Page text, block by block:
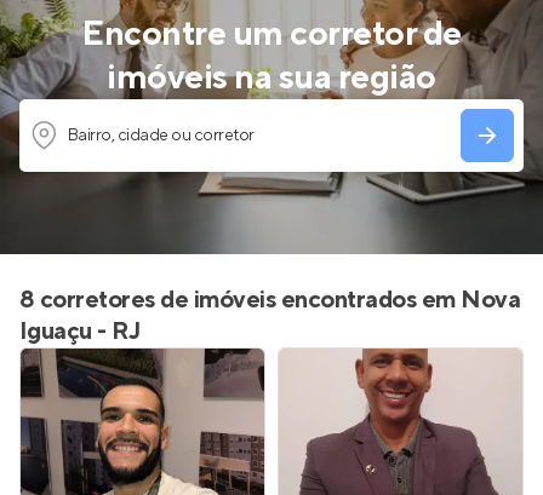
Encontre um corretor de
imóveis na sua região
Bairro, cidade ou corretor
8 corretores de imóveis encontrados em Nova
Iguaçu - RJ